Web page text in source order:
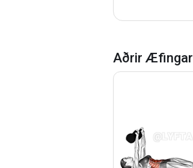
Aðrir Æfingar